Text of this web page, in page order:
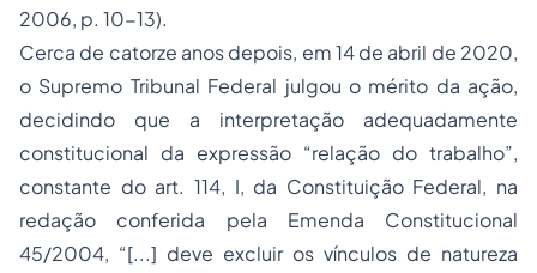
2006, p. 10-13).
Cerca de catorze anos depois, em 14 de abril de 2020,
o Supremo Tribunal Federal julgou o mérito da ação,
decidindo que a interpretação adequadamente
constitucional da expressão “relação do trabalho”,
constante do art. 114, I, da Constituição Federal, na
redação conferida pela Emenda Constitucional
45/2004, “[...] deve excluir os vínculos de natureza